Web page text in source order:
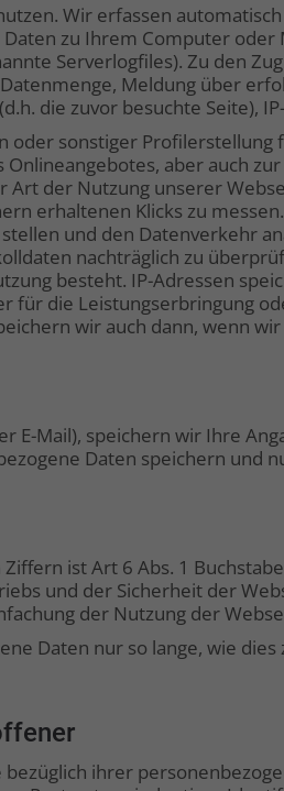
Wir erfassen
zu Ihrem Computer oder
Serverlogfiles). Zu den
Meldung über
die zuvor besuchte Seite),
sonstiger Profilerstellung
aber auch
der Nutzung unserer
erhaltenen Klicks zu
und den Datenverkehr
nachträglich zu
besteht. IP-Adressen
für die Leistungserbringung
wir auch dann, wenn
Mail), speichern wir Ihre
Daten speichern und
ist Art 6 Abs. 1
und der Sicherheit der
der Nutzung der
Daten nur so lange, wie
ihrer